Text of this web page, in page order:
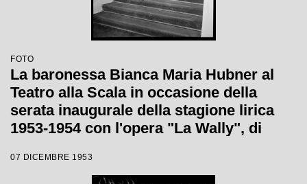
FOTO
La baronessa Bianca Maria Hubner al
Teatro alla Scala in occasione della
serata inaugurale della stagione lirica
1953-1954 con l'opera "La Wally", di
Giulini, con la regia di Tatiana Pavlova
07 DICEMBRE 1953